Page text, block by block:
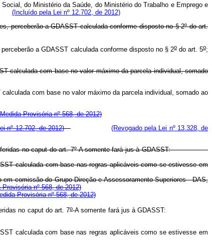
do Ministério da Saúde, do Ministério do Trabalho e Emprego e
(Incluído pela Lei nº 12.702, de 2012)
a GDASST calculada conforme disposto no § 2º do art.
a GDASST calculada conforme disposto no § 2odo art. 5o;
com base no valor máximo da parcela individual, somado
com base no valor máximo da parcela individual, somado ao
Provisória nº 568, de 2012)
nº 12.702, de 2012)
(Revogado pela Lei nº 13.328, de
referidas no caput do art. 7º-A somente fará jus à GDASST:
calculada com base nas regras aplicáveis como se estivesse em
comissão do Grupo-Direção e Assessoramento Superiores - DAS,
nº 568, de 2012)
Provisória nº 568, de 2012)
no caputdo art. 7o-A somente fará jus à GDASST:
calculada com base nas regras aplicáveis como se estivesse em